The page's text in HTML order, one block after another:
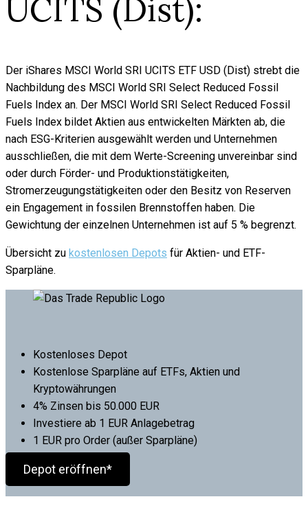
UCITS (Dist):
Der iShares MSCI World SRI UCITS ETF USD (Dist) strebt die
Nachbildung des MSCI World SRI Select Reduced Fossil
Fuels Index an. Der MSCI World SRI Select Reduced Fossil
Fuels Index bildet Aktien aus entwickelten Märkten ab, die
nach ESG-Kriterien ausgewählt werden und Unternehmen
ausschließen, die mit dem Werte-Screening unvereinbar sind
oder durch Förder- und Produktionstätigkeiten,
Stromerzeugungstätigkeiten oder den Besitz von Reserven
ein Engagement in fossilen Brennstoffen haben. Die
Gewichtung der einzelnen Unternehmen ist auf 5 % begrenzt.
Übersicht zu kostenlosen Depots für Aktien- und ETF-
Sparpläne.
Kostenloses Depot
Kostenlose Sparpläne auf ETFs, Aktien und
Kryptowährungen
4% Zinsen bis 50.000 EUR
Investiere ab 1 EUR Anlagebetrag
1 EUR pro Order (außer Sparpläne)
Depot eröffnen*